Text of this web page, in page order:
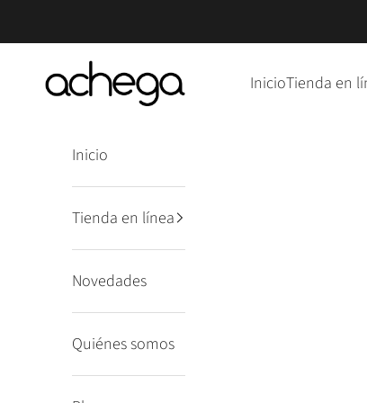
Punto Achega InicioTienda en
Inicio
Tienda en línea
Novedades
Quiénes somos